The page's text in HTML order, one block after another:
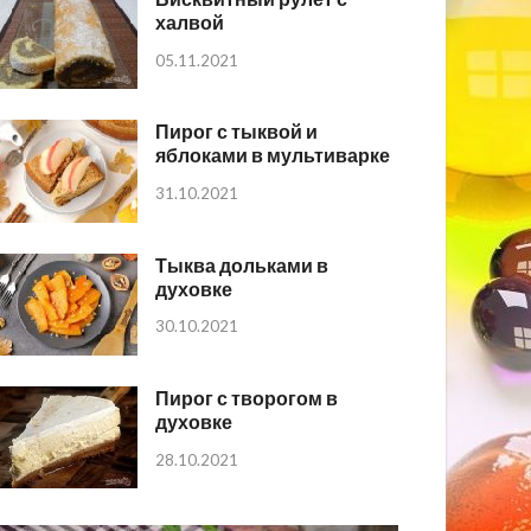
халвой
05.11.2021
Пирог с тыквой и
яблоками в мультиварке
31.10.2021
Тыква дольками в
духовке
30.10.2021
Пирог с творогом в
духовке
28.10.2021